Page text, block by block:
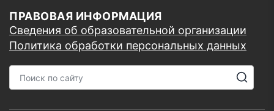
ПРАВОВАЯ ИНФОРМАЦИЯ
Сведения об образовательной организации
Политика обработки персональных данных